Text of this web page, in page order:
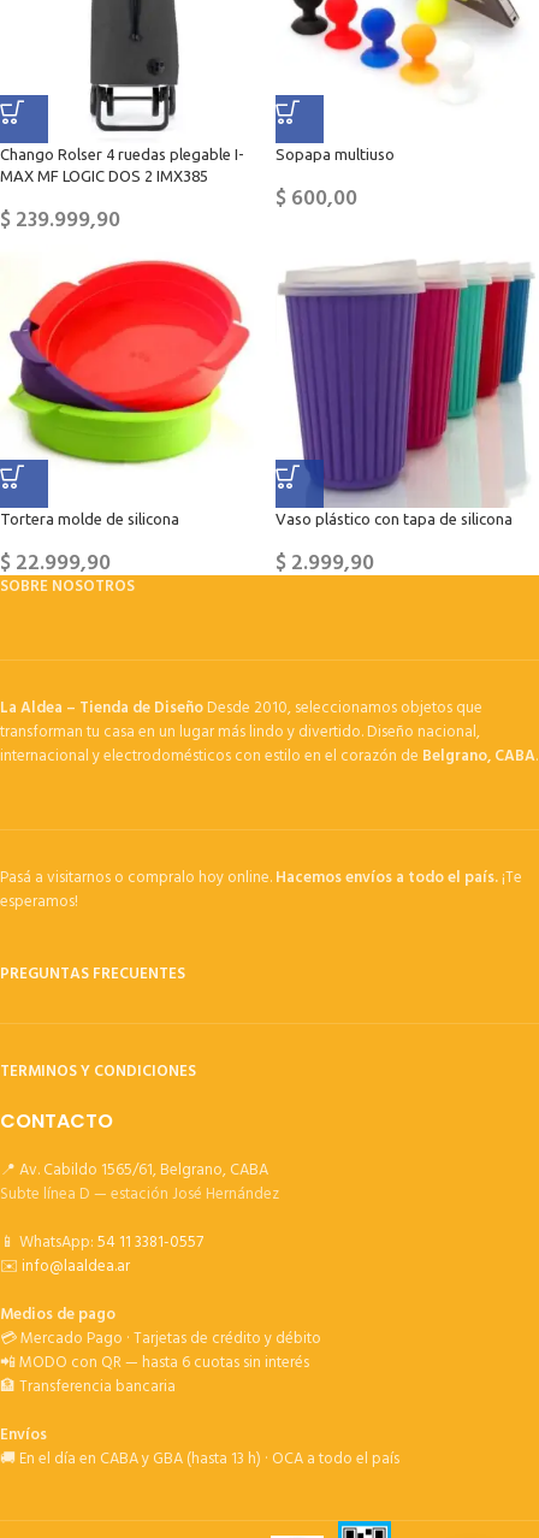
Chango Rolser 4 ruedas plegable I-
MAX MF LOGIC DOS 2 IMX385
$239.999,90
Sopapa multiuso
$600,00
Tortera molde de silicona
$22.999,90
Vaso plástico con tapa de silicona
$2.999,90
SOBRE NOSOTROS
La Aldea – Tienda de DiseñoDesde 2010, seleccionamos objetos que
transforman tu casa en un lugar más lindo y divertido. Diseño nacional,
internacional y electrodomésticos con estilo en el corazón de Belgrano, CABA.
Pasá a visitarnos o compralo hoy online.Hacemos envíos a todo el país.¡Te
esperamos!
PREGUNTAS FRECUENTES
TERMINOS Y CONDICIONES
CONTACTO
📍 Av. Cabildo 1565/61, Belgrano, CABA
Subte línea D — estación José Hernández
📱 WhatsApp:54 11 3381-0557
✉️info@laaldea.ar
Medios de pago
💳 Mercado Pago · Tarjetas de crédito y débito
📲 MODO con QR — hasta 6 cuotas sin interés
🏦 Transferencia bancaria
Envíos
🚚 En el día en CABA y GBA (hasta 13 h) · OCA a todo el país